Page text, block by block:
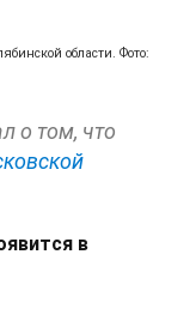
области. Фото:
о том, что
в